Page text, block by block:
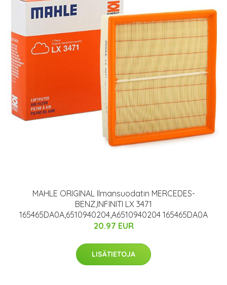
MAHLE ORIGINAL Ilmansuodatin MERCEDES-
BENZ,INFINITI LX 3471
165465DA0A,6510940204,A6510940204 165465DA0A
20.97 EUR
LISÄTIETOJA